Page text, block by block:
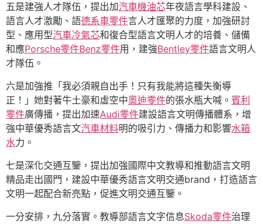
五是建強人才隊伍，提出加汽車機油芯年夜語言學科建設、
語言人才激勵、語德系車零件言人才匯聚的力度，加強研討
型、應用型汽車冷氣芯和復合型語言文明人才的培養、儲備
和應Porsche零件Benz零件用，建強Bentley零件語言文明人
才隊伍。
六是加強推「我必須親自出手！只有我能將這種失衡導
正！」她對著牛土豪和虛空中奧迪零件的張水瓶大喊。 賓利
零件廣傳播，提出加速Audi零件建設語言文明傳播體系，增
強中華優秀語言文汽車材料明的吸引力、傳播力和影響水箱
水力。
七是深化交通互鑒，提出加強國際中文教導和推動語言文明
精品走出國門，建設中華優秀語言文明交通brand，打造語言
文明一起配合新亮點，促進文明交通互鑒。
一分安排，九分落實。教導部語言文字信息Skoda零件治理